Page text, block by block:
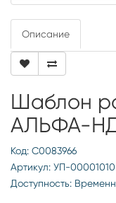
Описание
Шаблон
АЛЬФА-
Код: С0083966
Артикул: УП-00001010
Доступность: